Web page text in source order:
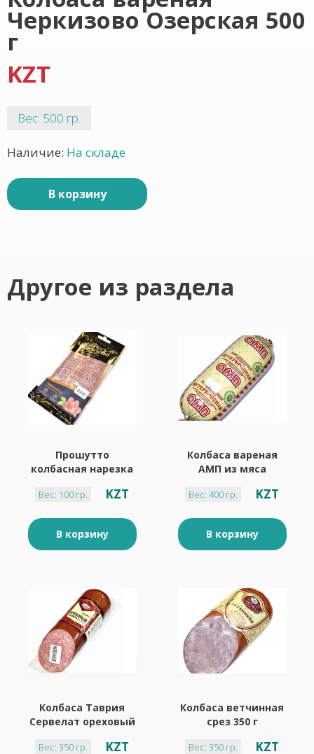
Черкизово Озерская 500
г
KZT
Вес: 500 гр.
Наличие: На складе
В корзину
Другое из раздела
Прошутто
колбасная нарезка
Вес: 100 гр. KZT
В корзину
Колбаса вареная
АМП из мяса
Вес: 400 гр. KZT
В корзину
Колбаса Таврия
Сервелат ореховый
Халял )
Вес: 350 гр. KZT
Колбаса ветчинная
срез 350 г
Вес: 350 гр. KZT